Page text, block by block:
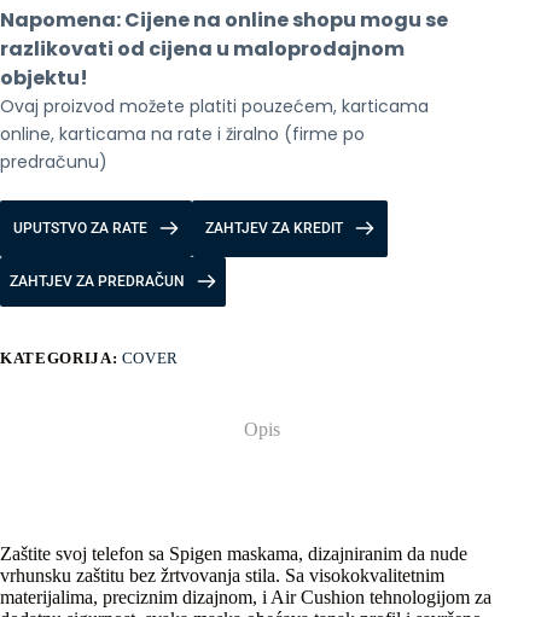
crna
količina
Napomena: Cijene na online shopu mogu se
razlikovati od cijena u maloprodajnom
objektu!
Ovaj proizvod možete platiti pouzećem, karticama
online, karticama na rate i žiralno (firme po
predračunu)
UPUTSTVO ZA RATE ZAHTJEV ZA KREDIT
ZAHTJEV ZA PREDRAČUN
KATEGORIJA: COVER
Opis
Zaštite svoj telefon sa Spigen maskama, dizajniranim da nude
vrhunsku zaštitu bez žrtvovanja stila. Sa visokokvalitetnim
materijalima, preciznim dizajnom, i Air Cushion tehnologijom za